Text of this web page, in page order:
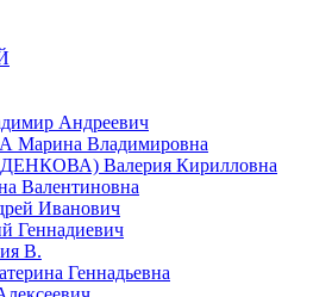
Андреевич
Владимировна
Валерия Кирилловна
Валентиновна
Иванович
В.
Геннадьевна